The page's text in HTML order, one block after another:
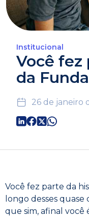
Institucional
Você fez
da
26 de janeiro
Você fez parte da
longo desses
que sim, afinal você